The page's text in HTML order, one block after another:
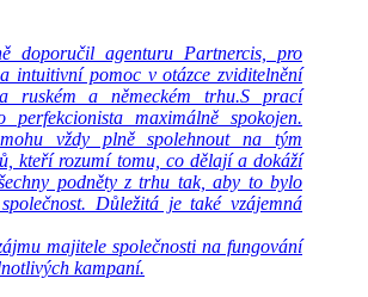
doporučil agenturu Partnercis, pro
intuitivní pomoc v otázce zviditelnění
ruském a německém trhu.S prací
perfekcionista maximálně spokojen.
vždy plně spolehnout na tým
kteří rozumí tomu, co dělají a dokáží
podněty z trhu tak, aby to bylo
Důležitá je také vzájemná
majitele společnosti na fungování
kampaní.